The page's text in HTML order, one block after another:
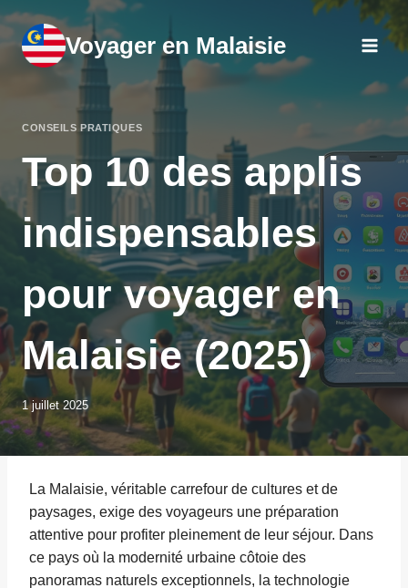
Aller
contenu
Voyager en Malaisie
CONSEILS PRATIQUES
Top 10 des applis
indispensables
pour voyager en
Malaisie (2025)
1 juillet 2025
La Malaisie, véritable carrefour de cultures et de
paysages, exige des voyageurs une préparation
attentive pour profiter pleinement de leur séjour. Dans
ce pays où la modernité urbaine côtoie des
panoramas naturels exceptionnels, la technologie